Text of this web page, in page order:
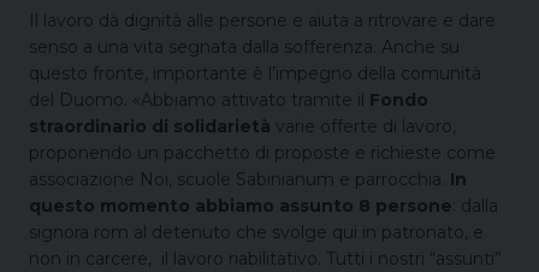
Il lavoro dà dignità alle persone e aiuta a ritrovare e dare
senso a una vita segnata dalla sofferenza. Anche su
questo fronte, importante è l’impegno della comunità
del Duomo. «Abbiamo attivato tramite il Fondo
straordinario di solidarietà varie offerte di lavoro,
proponendo un pacchetto di proposte e richieste come
associazione Noi, scuole Sabinianum e parrocchia. In
questo momento abbiamo assunto 8 persone : dalla
signora rom al detenuto che svolge qui in patronato, e
non in carcere, il lavoro riabilitativo. Tutti i nostri “assunti”